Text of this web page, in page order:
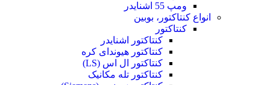
ومپ 55 اشنایدر
انواع کنتاکتور، بوبین
کنتاکتور
کنتاکتور اشنایدر
کنتاکتور هیوندای کره
کنتاکتور ال اس (LS)
کنتاکتور تله مکانیک